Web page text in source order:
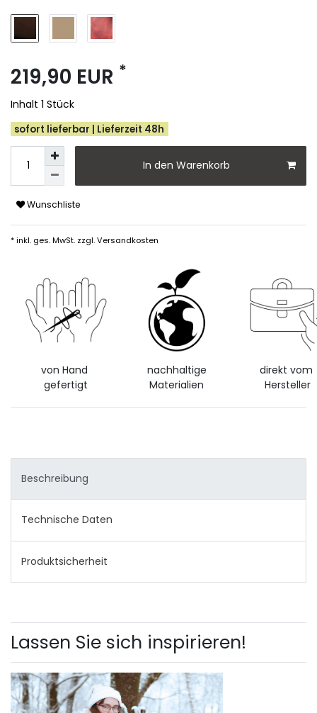
219,90 EUR *
Inhalt 1 Stück
sofort lieferbar | Lieferzeit 48h
In den Warenkorb
Wunschliste
* inkl. ges. MwSt. zzgl.Versandkosten
von Hand
gefertigt
nachhaltige
Materialien
direkt vom
Hersteller
Beschreibung
Technische Daten
Produktsicherheit
Lassen Sie sich inspirieren!